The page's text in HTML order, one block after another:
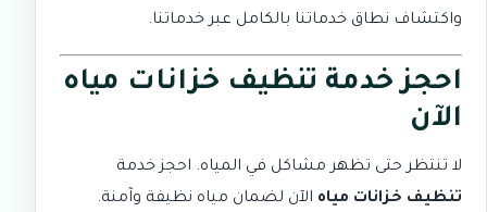
واكتشاف نطاق خدماتنا بالكامل عبرخدماتنا.
احجز خدمة تنظيف خزانات مياه
الآن
لا تنتظر حتى تظهر مشاكل في المياه. احجز خدمة
تنظيف خزانات مياه الآن لضمان مياه نظيفة وآمنة.